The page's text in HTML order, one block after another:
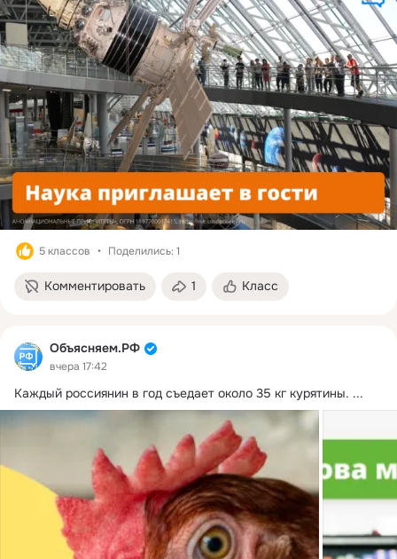
5 классов Поделились: 1
Комментировать 1 Класс
Объясняем.РФ
вчера 17:42
Каждый россиянин в год съедает около 35 кг курятины. ...